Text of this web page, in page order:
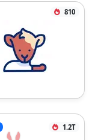
810
1.2T